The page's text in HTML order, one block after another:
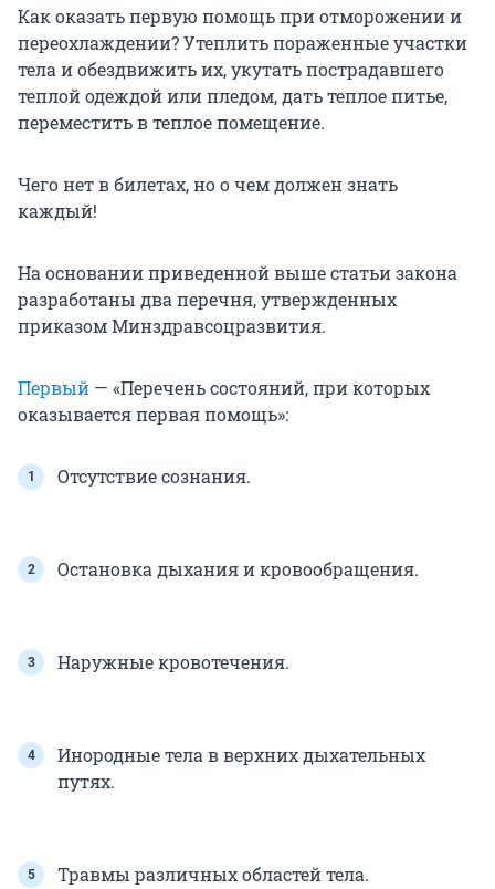
Как оказать первую помощь при отморожении и
переохлаждении? Утеплить пораженные участки
тела и обездвижить их, укутать пострадавшего
теплой одеждой или пледом, дать теплое питье,
переместить в теплое помещение.
Чего нет в билетах, но о чем должен знать
каждый!
На основании приведенной выше статьи закона
разработаны два перечня, утвержденных
приказом Минздравсоцразвития.
Первый — «Перечень состояний, при которых
оказывается первая помощь»:
Отсутствие сознания.
Остановка дыхания и кровообращения.
Наружные кровотечения.
Инородные тела в верхних дыхательных
путях.
Травмы различных областей тела.